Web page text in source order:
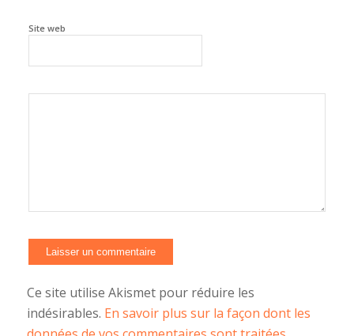
Site web
Ce site utilise Akismet pour réduire les
indésirables. En savoir plus sur la façon dont les